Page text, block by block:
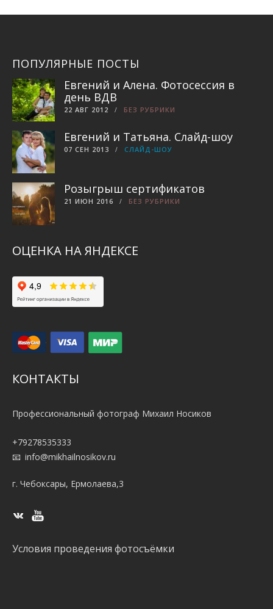
ПОПУЛЯРНЫЕ ПОСТЫ
Евгений и Алена. Фотосессия в
день ВДВ
22 АВГ 2012 БЕЗ РУБРИКИ
Евгений и Татьяна. Слайд-шоу
07 СЕН 2013 СЛАЙД-ШОУ
Розыгрыш сертификатов
21 ИЮН 2016 БЕЗ РУБРИКИ
ОЦЕНКА НА ЯНДЕКСЕ
КОНТАКТЫ
Профессиональный фотограф Михаил Носиков
+79278535333
info@mikhailnosikov.ru
г. Чебоксары, Ермолаева,3
Условия проведения фотосъёмки